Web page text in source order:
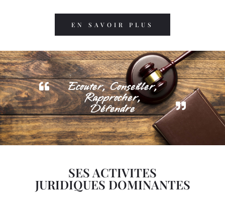
EN SAVOIR PLUS
Ecouter, Conseiller,
Rapprocher,
Défendre
SES ACTIVITES
JURIDIQUES DOMINANTES